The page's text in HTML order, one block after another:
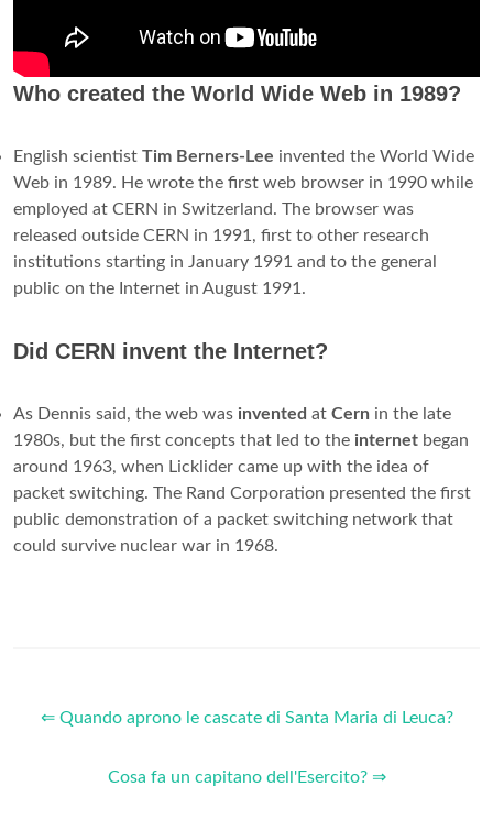
Who created the World Wide Web in 1989?
English scientist Tim Berners-Lee invented the World Wide
Web in 1989. He wrote the first web browser in 1990 while
employed at CERN in Switzerland. The browser was
released outside CERN in 1991, first to other research
institutions starting in January 1991 and to the general
public on the Internet in August 1991.
Did CERN invent the Internet?
As Dennis said, the web was invented at Cern in the late
1980s, but the first concepts that led to the internet began
around 1963, when Licklider came up with the idea of
packet switching. The Rand Corporation presented the first
public demonstration of a packet switching network that
could survive nuclear war in 1968.
⇐ Quando aprono le cascate di Santa Maria di Leuca?
Cosa fa un capitano dell'Esercito? ⇒